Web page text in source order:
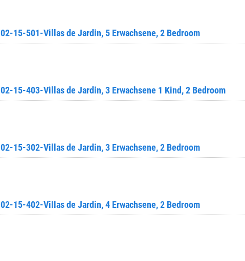
02-15-501-Villas de Jardin, 5 Erwachsene, 2 Bedroom
02-15-403-Villas de Jardin, 3 Erwachsene 1 Kind, 2 Bedroom
02-15-302-Villas de Jardin, 3 Erwachsene, 2 Bedroom
02-15-402-Villas de Jardin, 4 Erwachsene, 2 Bedroom